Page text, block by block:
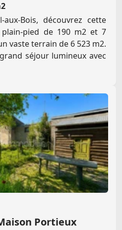
Bois, découvrez cette
pied de 190 m2 et 7
vaste terrain de 6 523 m2.
séjour lumineux avec
Portieux